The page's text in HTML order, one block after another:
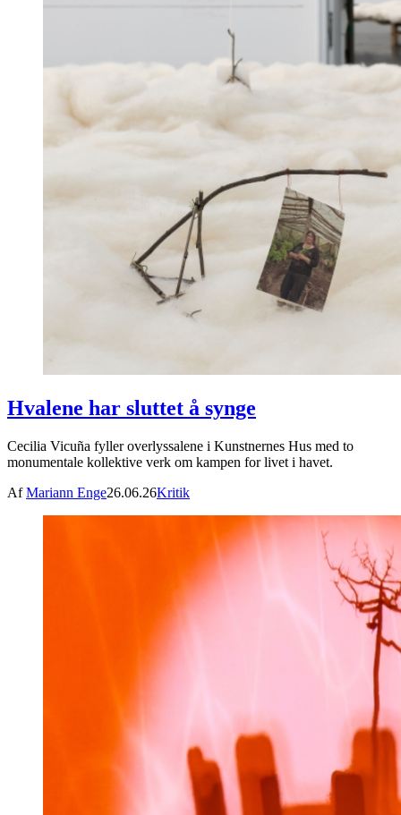
Hvalene har sluttet å synge
Cecilia Vicuña fyller overlyssalene i Kunstnernes Hus med to
monumentale kollektive verk om kampen for livet i havet.
AfMariann Enge26.06.26Kritik